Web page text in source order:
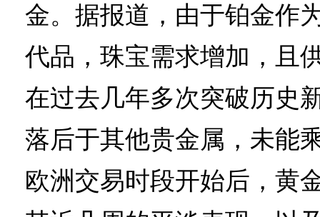
金。据报道，由于铂金作
代品，珠宝需求增加，且
在过去几年多次突破历史
落后于其他贵金属，未能
欧洲交易时段开始后，黄